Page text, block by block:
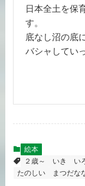
日本全土を保
す。
底なし沼の底
バシャしてい
絵本
２歳～
いき い
たのしい
まつだな